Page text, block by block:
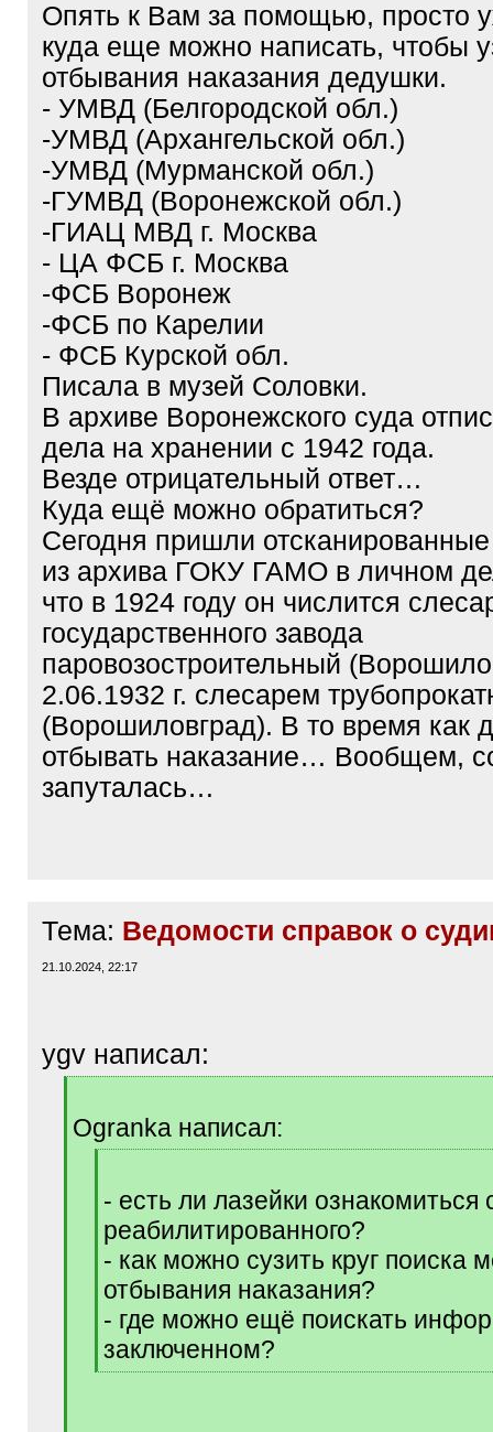
Опять к Вам за помощью, просто
куда еще можно написать, чтобы
отбывания наказания дедушки.
- УМВД (Белгородской обл.)
-УМВД (Архангельской обл.)
-УМВД (Мурманской обл.)
-ГУМВД (Воронежской обл.)
-ГИАЦ МВД г. Москва
- ЦА ФСБ г. Москва
-ФСБ Воронеж
-ФСБ по Карелии
- ФСБ Курской обл.
Писала в музей Соловки.
В архиве Воронежского суда
дела на хранении с 1942 года.
Везде отрицательный ответ…
Куда ещё можно обратиться?
Сегодня пришли
из архива ГОКУ ГАМО в личном
что в 1924 году он числится
государственного завода
паровозостроительный
2.06.1932 г. слесарем
(Ворошиловград). В то время как
отбывать наказание… Вообщем,
запуталась…
Тема: Ведомости справок о
21.10.2024, 22:17
ygv написал:
]Ogranka написал:
]- есть ли лазейки ознакомиться
реабилитированного?
- как можно сузить круг поиска
отбывания наказания?
- где можно ещё поискать
заключенном?
[